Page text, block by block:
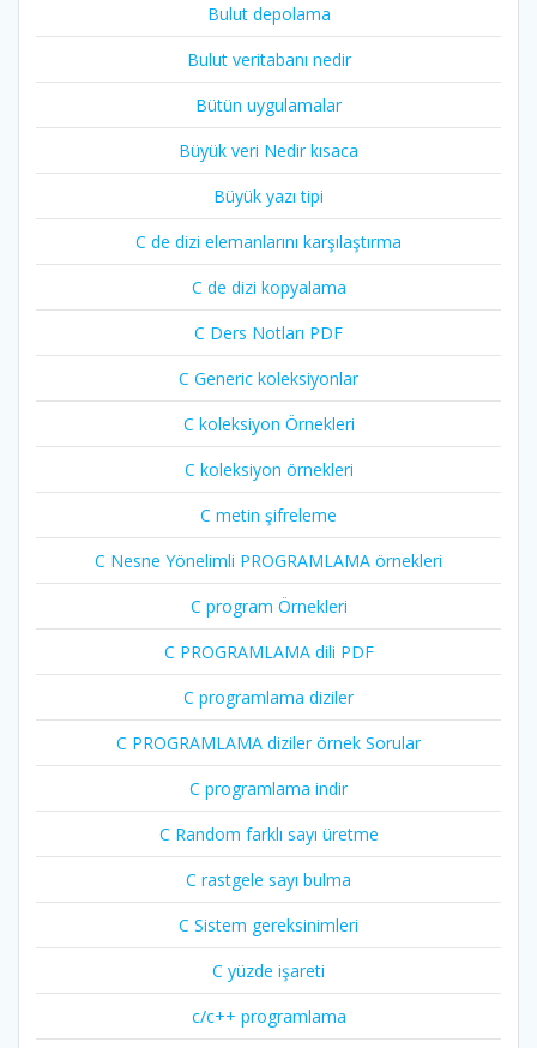
Bulut depolama
Bulut veritabanı nedir
Bütün uygulamalar
Büyük veri Nedir kısaca
Büyük yazı tipi
C de dizi elemanlarını karşılaştırma
C de dizi kopyalama
C Ders Notları PDF
C Generic koleksiyonlar
C koleksiyon Örnekleri
C koleksiyon örnekleri
C metin şifreleme
C Nesne Yönelimli PROGRAMLAMA örnekleri
C program Örnekleri
C PROGRAMLAMA dili PDF
C programlama diziler
C PROGRAMLAMA diziler örnek Sorular
C programlama indir
C Random farklı sayı üretme
C rastgele sayı bulma
C Sistem gereksinimleri
C yüzde işareti
c/c++ programlama